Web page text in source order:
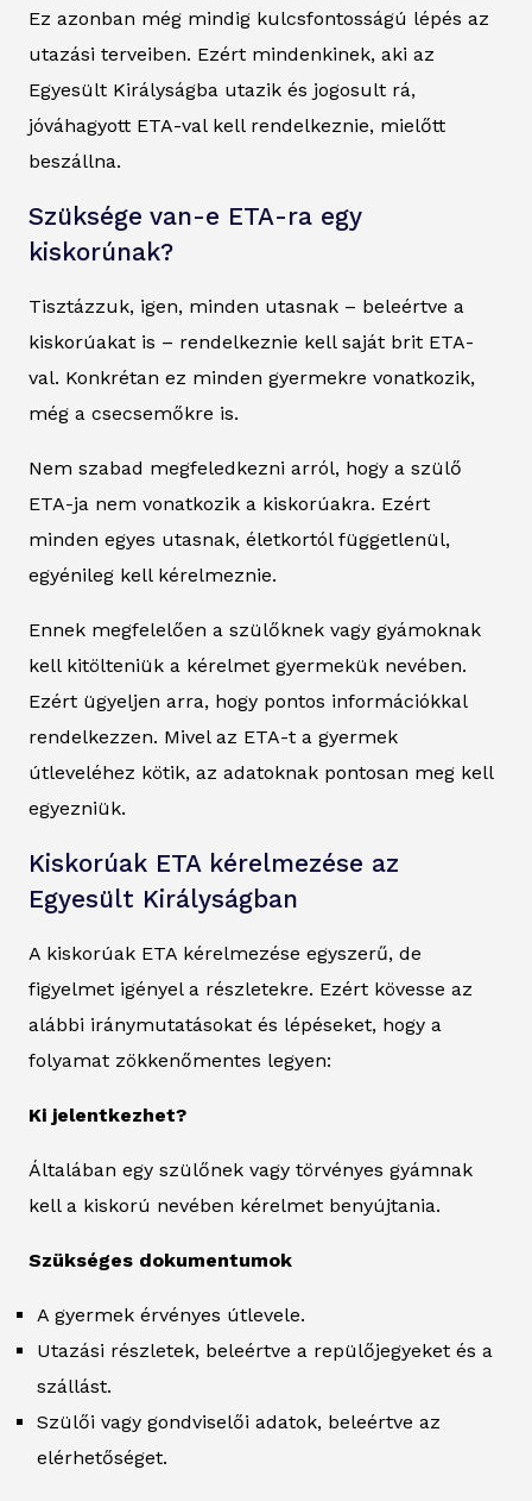
Ez azonban még mindig kulcsfontosságú lépés az
utazási terveiben. Ezért mindenkinek, aki az
Egyesült Királyságba utazik és jogosult rá,
jóváhagyott ETA-val kell rendelkeznie, mielőtt
beszállna.
Szüksége van-e ETA-ra egy
kiskorúnak?
Tisztázzuk, igen, minden utasnak – beleértve a
kiskorúakat is – rendelkeznie kell saját brit ETA-
val. Konkrétan ez minden gyermekre vonatkozik,
még a csecsemőkre is.
Nem szabad megfeledkezni arról, hogy a szülő
ETA-ja nem vonatkozik a kiskorúakra. Ezért
minden egyes utasnak, életkortól függetlenül,
egyénileg kell kérelmeznie.
Ennek megfelelően a szülőknek vagy gyámoknak
kell kitölteniük a kérelmet gyermekük nevében.
Ezért ügyeljen arra, hogy pontos információkkal
rendelkezzen. Mivel az ETA-t a gyermek
útleveléhez kötik, az adatoknak pontosan meg kell
egyezniük.
Kiskorúak ETA kérelmezése az
Egyesült Királyságban
A kiskorúak ETA kérelmezése egyszerű, de
figyelmet igényel a részletekre. Ezért kövesse az
alábbi iránymutatásokat és lépéseket, hogy a
folyamat zökkenőmentes legyen:
Ki jelentkezhet?
Általában egy szülőnek vagy törvényes gyámnak
kell a kiskorú nevében kérelmet benyújtania.
Szükséges dokumentumok
A gyermek érvényes útlevele.
Utazási részletek, beleértve a repülőjegyeket és a
szállást.
Szülői vagy gondviselői adatok, beleértve az
elérhetőséget.